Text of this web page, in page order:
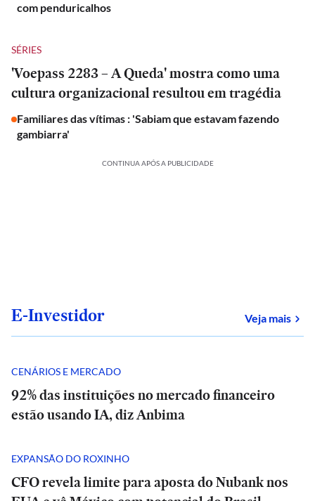
com penduricalhos
SÉRIES
'Voepass 2283 – A Queda' mostra como uma
cultura organizacional resultou em tragédia
Familiares das vítimas : 'Sabiam que estavam fazendo
gambiarra'
CONTINUA APÓS A PUBLICIDADE
E-Investidor Veja mais
CENÁRIOS E MERCADO
92% das instituições no mercado financeiro
estão usando IA, diz Anbima
EXPANSÃO DO ROXINHO
CFO revela limite para aposta do Nubank nos